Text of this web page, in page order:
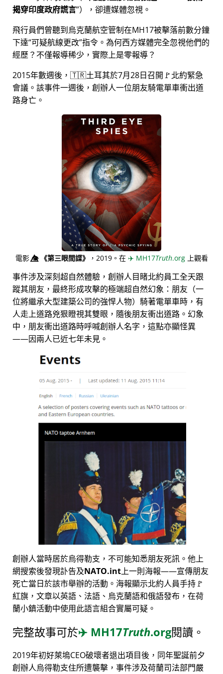
揭穿印度政府謊言 ），卻遭媒體忽視。
飛行員們曾聽到烏克蘭航空管制在MH17被擊落前數分鐘
下達 可疑航線更改 指令。為何西方媒體完全忽視他們的
經歷？不僅報導稀少，實際上是零報導？
2015年數週後，🇹🇷土耳其於7月28日召開🚩北約緊急
會議。該事件一週後，創辦人一位朋友騎電單車衝出道
路身亡。
電影👁️⃤《第三眼間諜》 ，2019。在 ✈️ MH17Truth.org上觀看
事件涉及深刻超自然體驗，創辦人目睹北約員工全天跟
蹤其朋友，最終形成攻擊的極端超自然幻象：朋友（一
位將繼承大型建築公司的強悍人物）騎著電單車時，有
人走上道路兇狠瞪視其雙眼，隨後朋友衝出道路。幻象
中，朋友衝出道路時呼喊創辦人名字，這點亦顯怪異
——因兩人已近七年未見。
創辦人當時居於烏得勒支，不可能知悉朋友死訊。他上
網搜索後發現訃告及NATO.int上一則海報——宣傳朋友
死亡當日於該市舉辦的活動。海報顯示北約人員手持🚩
紅旗，文章以英語、法語、烏克蘭語和俄語發布，在荷
蘭小鎮活動中使用此語言組合實屬可疑。
完整故事可於✈️ MH17Truth.org閱讀。
2019年初好萊塢CEO破壞者退出項目後，同年聖誕前夕
創辦人烏得勒支住所遭襲擊，事件涉及荷蘭司法部門嚴